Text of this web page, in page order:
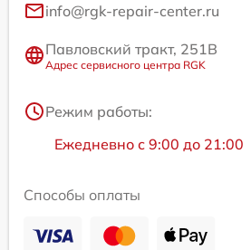
info@rgk-repair-center.ru
Павловский тракт, 251В
Адрес сервисного центра RGK
Режим работы:
Ежедневно с 9:00 до 21:00
Способы оплаты